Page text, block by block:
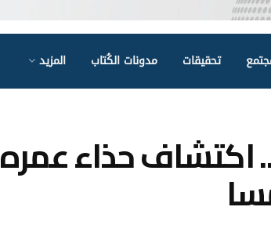
تحقيقات مدونات الكُتاب المزيد
اكتشاف حذاء عمره